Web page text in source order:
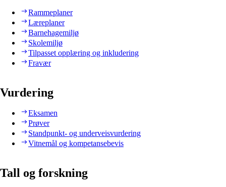
Rammeplaner
Læreplaner
Barnehagemiljø
Skolemiljø
Tilpasset opplæring og inkludering
Fravær
Vurdering
Eksamen
Prøver
Standpunkt- og underveisvurdering
Vitnemål og kompetansebevis
Tall og forskning